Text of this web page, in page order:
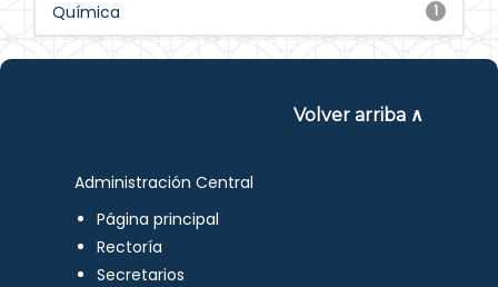
1
Química
Volver arriba ∧
Administración Central
Página principal
Rectoría
Secretarios